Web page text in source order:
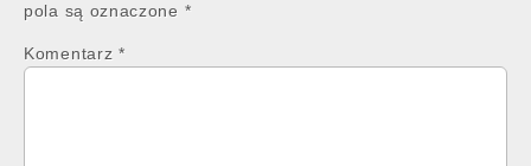
pola są oznaczone *
Komentarz *